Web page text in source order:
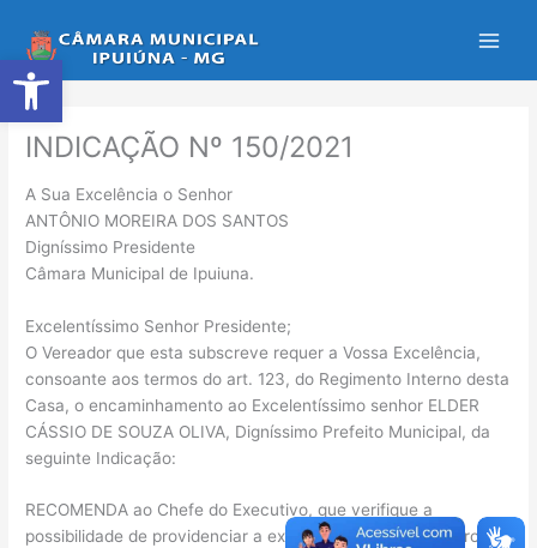
Abrir a barra de ferramentas
para
o
conteúdo
INDICAÇÃO Nº 150/2021
A Sua Excelência o Senhor
ANTÔNIO MOREIRA DOS SANTOS
Digníssimo Presidente
Câmara Municipal de Ipuiuna.
Excelentíssimo Senhor Presidente;
O Vereador que esta subscreve requer a Vossa Excelência,
consoante aos termos do art. 123, do Regimento Interno desta
Casa, o encaminhamento ao Excelentíssimo senhor ELDER
CÁSSIO DE SOUZA OLIVA, Digníssimo Prefeito Municipal, da
seguinte Indicação:
RECOMENDA ao Chefe do Executivo, que verifique a
possibilidade de providenciar a execução de uma ação/projeto